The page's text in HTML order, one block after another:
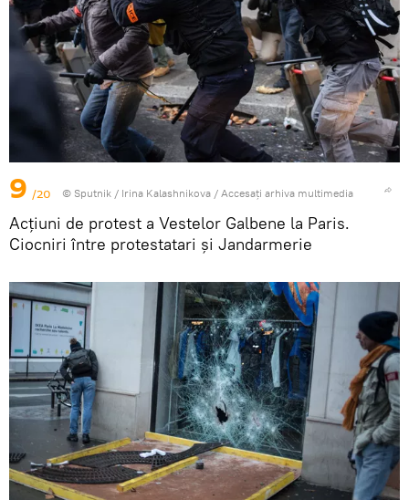
9 /20 © Sputnik / Irina Kalashnikova / Accesați arhiva multimedia
Acțiuni de protest a Vestelor Galbene la Paris.
Ciocniri între protestatari și Jandarmerie